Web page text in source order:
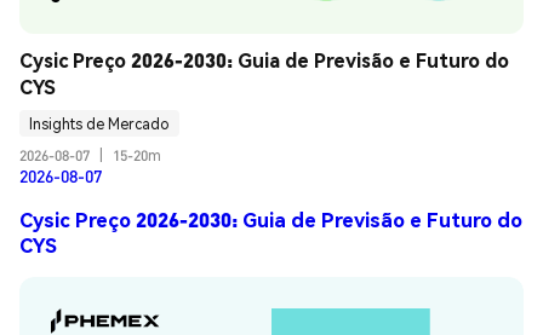
Cysic Preço 2026-2030: Guia de Previsão e Futuro do
CYS
Insights de Mercado
2026-08-07
15-20m
2026-08-07
Cysic Preço 2026-2030: Guia de Previsão e Futuro do
CYS